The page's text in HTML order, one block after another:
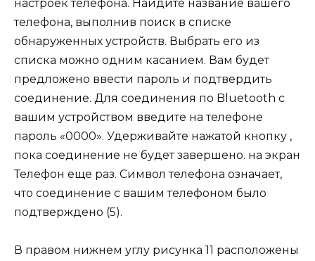
настроек телефона. Найдите название вашего
телефона, выполнив поиск в списке
обнаруженных устройств. Выбрать его из
списка можно одним касанием. Вам будет
предложено ввести пароль и подтвердить
соединение. Для соединения по Bluetooth с
вашим устройством введите на телефоне
пароль «0000». Удерживайте нажатой кнопку ,
пока соединение не будет завершено. на экран
Телефон еще раз. Символ телефона означает,
что соединение с вашим телефоном было
подтверждено (5).
В правом нижнем углу рисунка 11 расположены